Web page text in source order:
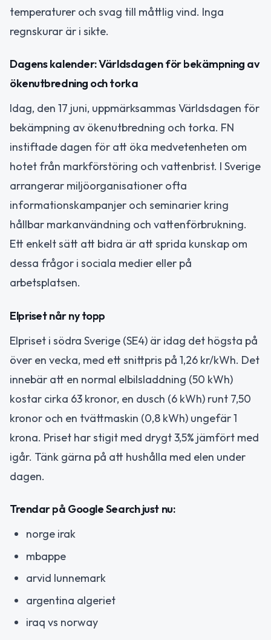
temperaturer och svag till måttlig vind. Inga
regnskurar är i sikte.
Dagens kalender: Världsdagen för bekämpning av
ökenutbredning och torka
Idag, den 17 juni, uppmärksammas Världsdagen för
bekämpning av ökenutbredning och torka. FN
instiftade dagen för att öka medvetenheten om
hotet från markförstöring och vattenbrist. I Sverige
arrangerar miljöorganisationer ofta
informationskampanjer och seminarier kring
hållbar markanvändning och vattenförbrukning.
Ett enkelt sätt att bidra är att sprida kunskap om
dessa frågor i sociala medier eller på
arbetsplatsen.
Elpriset når ny topp
Elpriset i södra Sverige (SE4) är idag det högsta på
över en vecka, med ett snittpris på 1,26 kr/kWh. Det
innebär att en normal elbilsladdning (50 kWh)
kostar cirka 63 kronor, en dusch (6 kWh) runt 7,50
kronor och en tvättmaskin (0,8 kWh) ungefär 1
krona. Priset har stigit med drygt 3,5% jämfört med
igår. Tänk gärna på att hushålla med elen under
dagen.
Trendar på Google Search just nu:
norge irak
mbappe
arvid lunnemark
argentina algeriet
iraq vs norway